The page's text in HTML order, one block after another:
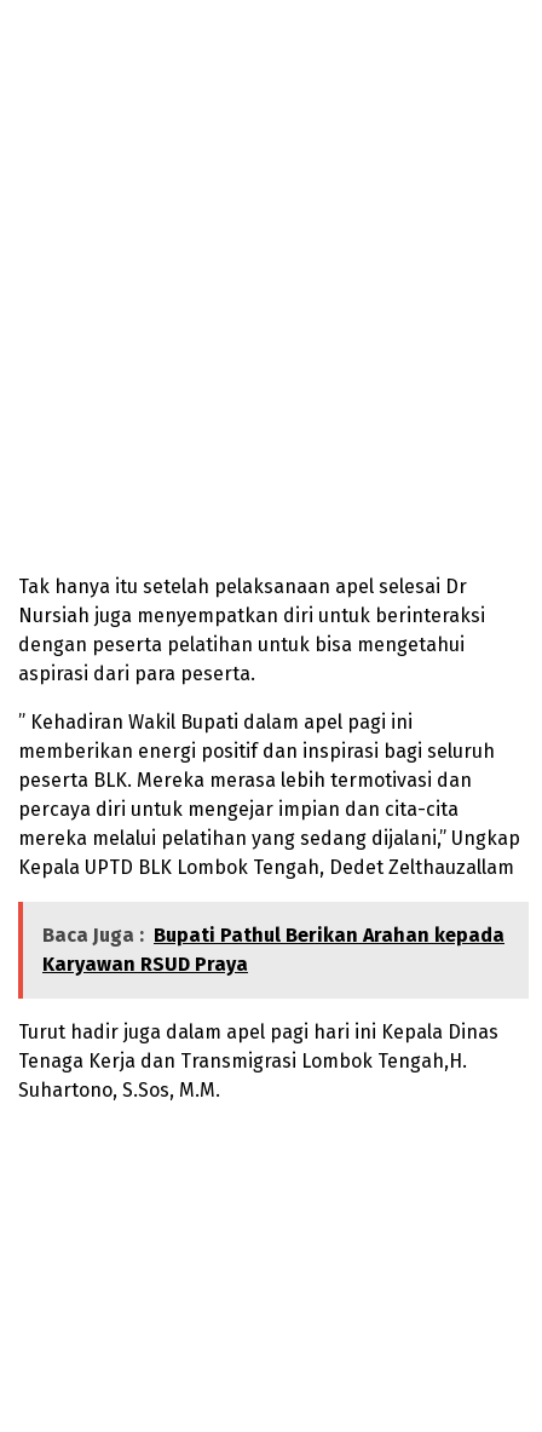
Tak hanya itu setelah pelaksanaan apel selesai Dr
Nursiah juga menyempatkan diri untuk berinteraksi
dengan peserta pelatihan untuk bisa mengetahui
aspirasi dari para peserta.
” Kehadiran Wakil Bupati dalam apel pagi ini
memberikan energi positif dan inspirasi bagi seluruh
peserta BLK. Mereka merasa lebih termotivasi dan
percaya diri untuk mengejar impian dan cita-cita
mereka melalui pelatihan yang sedang dijalani,” Ungkap
Kepala UPTD BLK Lombok Tengah, Dedet Zelthauzallam
Baca Juga : Bupati Pathul Berikan Arahan kepada
Karyawan RSUD Praya
Turut hadir juga dalam apel pagi hari ini Kepala Dinas
Tenaga Kerja dan Transmigrasi Lombok Tengah,H.
Suhartono, S.Sos, M.M.